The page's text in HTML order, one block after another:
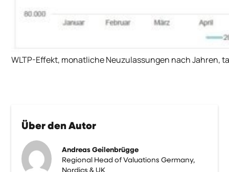
Über den Autor
Andreas Geilenbrügge
Regional Head of Valuations Germany,
Nordics & UK
WLTP-Effekt, monatliche Neuzulassungen nach Jahren,